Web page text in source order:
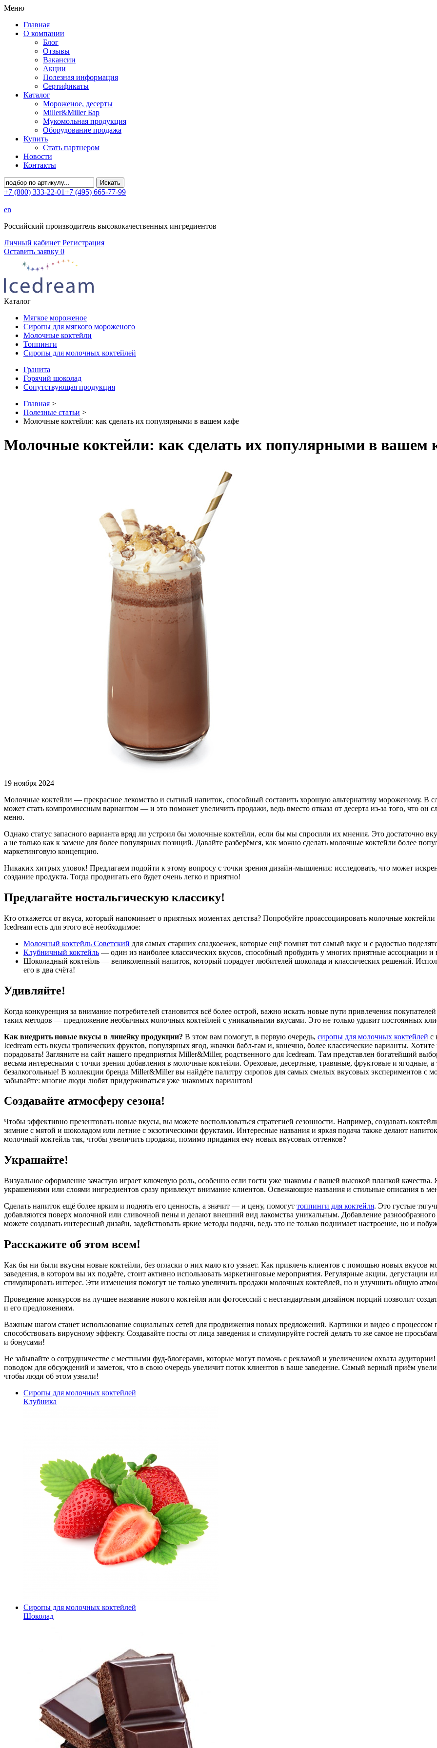
Меню
Главная
О компании
Блог
Отзывы
Вакансии
Акции
Полезная информация
Сертификаты
Каталог
Мороженое, десерты
Miller&Miller Бар
Мукомольная продукция
Оборудование продажа
Купить
Стать партнером
Новости
Контакты
+7 (800) 333-22-01+7 (495) 665-77-99
en
Российский производитель высококачественных ингредиентов
Личный кабинет Регистрация
Оставить заявку 0
Каталог
Мягкое мороженое
Сиропы для мягкого мороженого
Молочные коктейли
Топпинги
Сиропы для молочных коктейлей
Гранита
Горячий шоколад
Сопутствующая продукция
Главная >
Полезные статьи >
Молочные коктейли: как сделать их популярными в вашем кафе
Молочные коктейли: как сделать их популярными в вашем
19 ноября 2024
Молочные коктейли — прекрасное лекомство и сытный напиток, способный составить хорошую альтернативу мороженому. В
может стать компромиссным вариантом — и это поможет увеличить продажи, ведь вместо отказа от десерта из-за того, что
меню.
Однако статус запасного варианта вряд ли устроил бы молочные коктейли, если бы мы спросили их мнения. Это достаточно
а не только как к замене для более популярных позиций. Давайте разберёмся, как можно сделать молочные коктейли более
маркетинговую концепцию.
Никаких хитрых уловок! Предлагаем подойти к этому вопросу с точки зрения дизайн-мышления: исследовать, что может
создание продукта. Тогда продвигать его будет очень легко и приятно!
Предлагайте ностальгическую классику!
Кто откажется от вкуса, который напоминает о приятных моментах детства? Попробуйте проассоциировать молочные
Icedream есть для этого всё необходимое:
Молочный коктейль Советский для самых старших сладкоежек, которые ещё помнят тот самый вкус и с радостью
Клубничный коктейль — один из наиболее классических вкусов, способный пробудить у многих приятные ассоциации и
Шоколадный коктейль — великолепный напиток, который порадует любителей шоколада и классических решений.
его в два счёта!
Удивляйте!
Когда конкуренция за внимание потребителей становится всё более острой, важно искать новые пути привлечения
таких методов — предложение необычных молочных коктейлей с уникальными вкусами. Это не только удивит постоянных
Как внедрить новые вкусы в линейку продукции? В этом вам помогут, в первую очередь, сиропы для молочных коктейлей c
Icedream есть вкусы тропических фруктов, популярных ягод, жвачки бабл-гам и, конечно, более классические варианты.
порадовать! Загляните на сайт нашего предприятия Miller&Miller, родственного для Icedream. Там представлен богатейший
весьма интересными с точки зрения добавления в молочные коктейли. Ореховые, десертные, травяные, фруктовые и
безалкогольные! В коллекции бренда Miller&Miller вы найдёте палитру сиропов для самых смелых вкусовых экспериментов с
забывайте: многие люди любят придерживаться уже знакомых вариантов!
Создавайте атмосферу сезона!
Чтобы эффективно презентовать новые вкусы, вы можете воспользоваться стратегией сезонности. Например, создавать
зимние с мятой и шоколадом или летние с экзотическими фруктами. Интересные названия и яркая подача также делают
молочный коктейль так, чтобы увеличить продажи, помимо придания ему новых вкусовых оттенков?
Украшайте!
Визуальное оформление зачастую играет ключевую роль, особенно если гости уже знакомы с вашей высокой планкой
украшениями или слоями ингредиентов сразу привлекут внимание клиентов. Освежающие названия и стильные описания в
Сделать напиток ещё более ярким и поднять его ценность, а значит — и цену, помогут топпинги для коктейля. Это густые
добавляются поверх молочной или сливочной пены и делают внешний вид лакомства уникальным. Добавление
можете создавать интересный дизайн, задействовать яркие методы подачи, ведь это не только поднимает настроение, но и
Расскажите об этом всем!
Как бы ни были вкусны новые коктейли, без огласки о них мало кто узнает. Как привлечь клиентов с помощью новых вкусов
заведения, в котором вы их подаёте, стоит активно использовать маркетинговые мероприятия. Регулярные акции,
стимулировать интерес. Эти изменения помогут не только увеличить продажи молочных коктейлей, но и улучшить общую
Проведение конкурсов на лучшее название нового коктейля или фотосессий с нестандартным дизайном порций позволит
и его предложениям.
Важным шагом станет использование социальных сетей для продвижения новых предложений. Картинки и видео с процессом
способствовать вирусному эффекту. Создавайте посты от лица заведения и стимулируйте гостей делать то же самое не
и бонусами!
Не забывайте о сотрудничестве с местными фуд-блогерами, которые могут помочь с рекламой и увеличением охвата
поводом для обсуждений и заметок, что в свою очередь увеличит поток клиентов в ваше заведение. Самый верный приём
чтобы люди об этом узнали!
Сиропы для молочных коктейлей
Клубника
Сиропы для молочных коктейлей
Шоколад